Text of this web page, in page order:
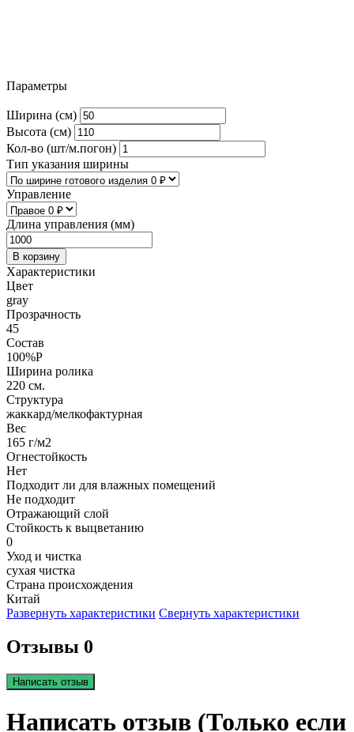
Параметры
Ширина (см)
Высота (см)
Кол-во (шт/м.погон)
Тип указания ширины
Управление
Длина управления (мм)
В корзину
Характеристики
Цвет
gray
Прозрачность
45
Состав
100%P
Ширина ролика
220 см.
Структура
жаккард/мелкофактурная
Вес
165 г/м2
Огнестойкость
Нет
Подходит ли для влажных помещений
Не подходит
Отражающий слой
Стойкость к выцветанию
0
Уход и чистка
сухая чистка
Страна происхождения
Китай
Развернуть характеристики Свернуть характеристики
Отзывы 0
Написать отзыв
Написать отзыв (Только если